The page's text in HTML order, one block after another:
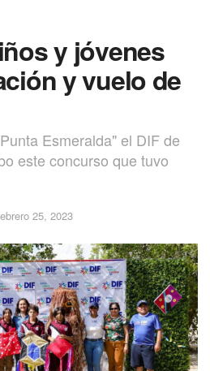
y jóvenes
y vuelo de
Esmeralda" el DIF de
este concurso que tuvo
25, 2023